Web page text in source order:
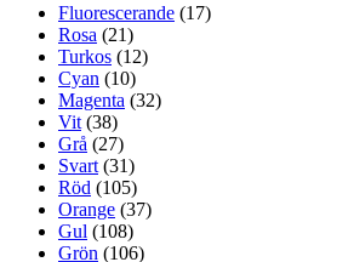
Fluorescerande (17)
Rosa (21)
Turkos (12)
Cyan (10)
Magenta (32)
Vit (38)
Grå (27)
Svart (31)
Röd (105)
Orange (37)
Gul (108)
Grön (106)